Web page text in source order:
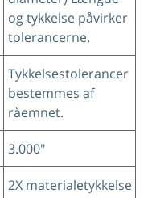
og tykkelse påvirker
tolerancerne.
Tykkelsestolerancer
bestemmes af
råemnet.
3.000"
2X materialetykkelse